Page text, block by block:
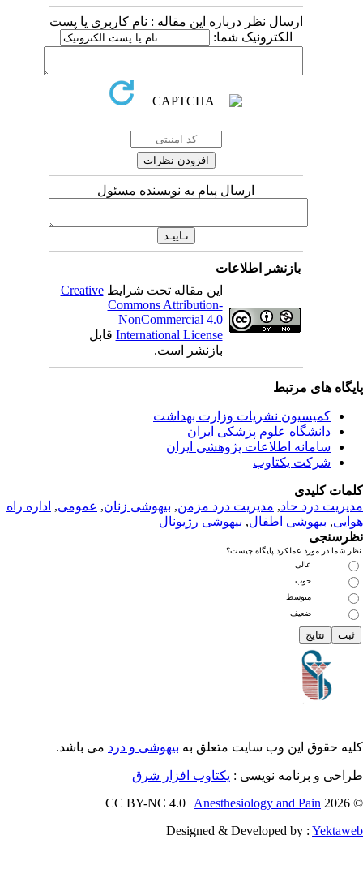
ارسال نظر درباره این مقاله : نام کاربری یا پست
الکترونیک شما:
ارسال پیام به نویسنده مسئول
بازنشر اطلاعات
این مقاله تحت شرایطCreative
Commons Attribution-
NonCommercial 4.0
International Licenseقابل
بازنشر است.
های مرتبط
کمیسیون نشریات وزارت بهداشت
دانشگاه علوم پزشکی ایران
سامانه اطلاعات پژوهشی ایران
شرکت یکتاوب
کلیدی
درد حاد,مديريت درد مزمن,بیهوشی زنان,عمومى, اداره راه
, بیهوشی اطفال, بیهوشی رژیونال
شما در مورد عملکرد پایگاه چیست؟
عالی
خوب
متوسط
ضعیف
حقوق این وب سایت متعلق بهبیهوشی و درد می باشد.
و برنامه نویسی : یکتاوب افزار شرق
©
Anesthesiology and Pain
Designed & Developed by :